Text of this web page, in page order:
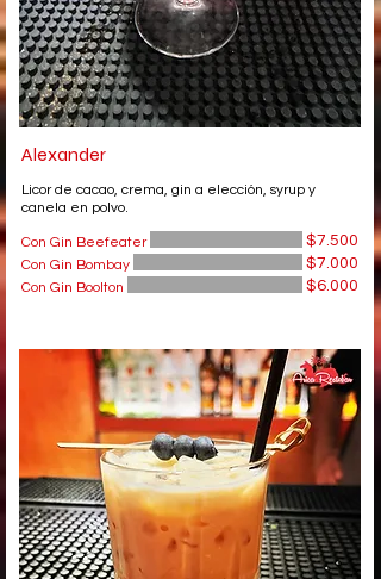
Alexander
Licor de cacao, crema, gin a elección, syrup y
canela en polvo.
Con Gin Beefeater $7.500
Con Gin Bombay $7.000
Con Gin Boolton $6.000